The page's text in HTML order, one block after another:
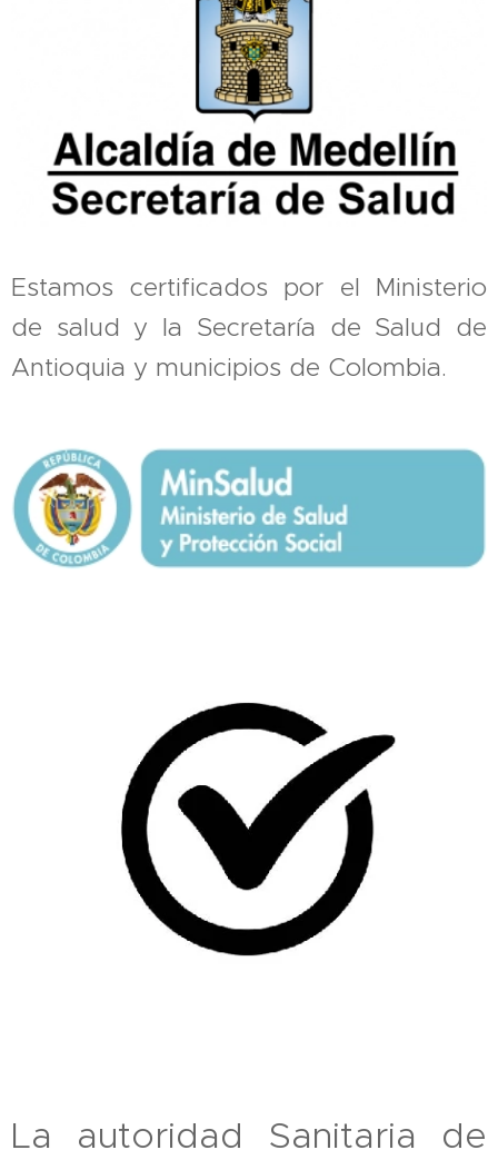
Estamos certificados por el Ministerio
de salud y la Secretaría de Salud de
Antioquia y municipios de Colombia.
La autoridad Sanitaria de